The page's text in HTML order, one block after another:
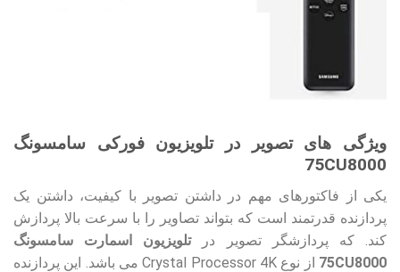
ویژگی های تصویر در تلویزیون فورکی سامسونگ
75CU8000
یکی از فاکتورهای مهم در داشتن تصویر با کیفیت، داشتن یک
پردازنده قدرتمند است که بتواند تصاویر را با سرعت بالا پردازش
کند. که پردازشگر تصویر درتلویزیون اسمارت سامسونگ
75CU8000
از نوع Crystal Processor 4K می باشد. این پردازنده